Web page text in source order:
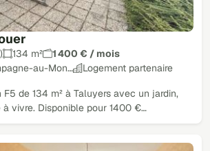
134 m²
1 400 € / mois
au-Mon…
Logement partenaire
de 134 m² à Taluyers avec un jardin,
à vivre. Disponible pour 1400 €…